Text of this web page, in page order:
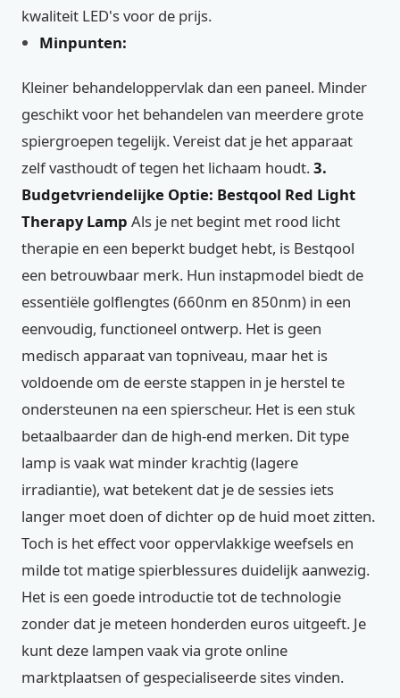
kwaliteit LED's voor de prijs.
Minpunten:
Kleiner behandeloppervlak dan een paneel. Minder
geschikt voor het behandelen van meerdere grote
spiergroepen tegelijk. Vereist dat je het apparaat
zelf vasthoudt of tegen het lichaam houdt.3.
Budgetvriendelijke Optie: Bestqool Red Light
Therapy Lamp Als je net begint met rood licht
therapie en een beperkt budget hebt, is Bestqool
een betrouwbaar merk. Hun instapmodel biedt de
essentiële golflengtes (660nm en 850nm) in een
eenvoudig, functioneel ontwerp. Het is geen
medisch apparaat van topniveau, maar het is
voldoende om de eerste stappen in je herstel te
ondersteunen na een spierscheur. Het is een stuk
betaalbaarder dan de high-end merken. Dit type
lamp is vaak wat minder krachtig (lagere
irradiantie), wat betekent dat je de sessies iets
langer moet doen of dichter op de huid moet zitten.
Toch is het effect voor oppervlakkige weefsels en
milde tot matige spierblessures duidelijk aanwezig.
Het is een goede introductie tot de technologie
zonder dat je meteen honderden euros uitgeeft. Je
kunt deze lampen vaak via grote online
marktplaatsen of gespecialiseerde sites vinden.